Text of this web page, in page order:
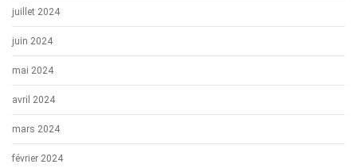
juillet 2024
juin 2024
mai 2024
avril 2024
mars 2024
février 2024